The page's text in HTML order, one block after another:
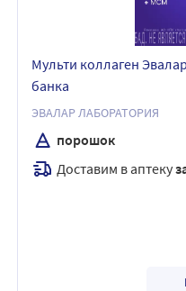
Мульти коллаген
банка
ЭВАЛАР ЛАБОРАТОРИЯ
порошок
Доставим в аптеку